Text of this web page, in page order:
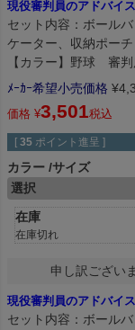
現役審判員のアドバイ
セット内容：ボール
ケーター、収納ポーチ
【カラー】野球 審
ﾒｰｶｰ希望小売価格 ¥
価格 ¥3,501税込
[ 35 ポイント進呈 ]
カラー サイズ
選択
在庫
在庫切れ
申し訳ござい
現役審判員のアドバイ
セット内容：ボール